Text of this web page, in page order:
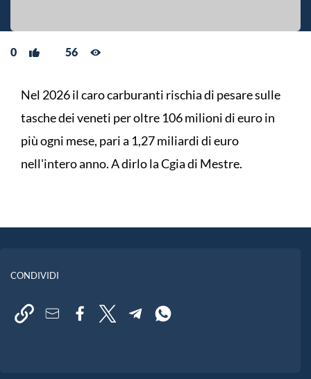
0 56
Nel 2026 il caro carburanti rischia di pesare sulle
tasche dei veneti per oltre 106 milioni di euro in
più ogni mese, pari a 1,27 miliardi di euro
nell'intero anno. A dirlo la Cgia di Mestre.
CONDIVIDI